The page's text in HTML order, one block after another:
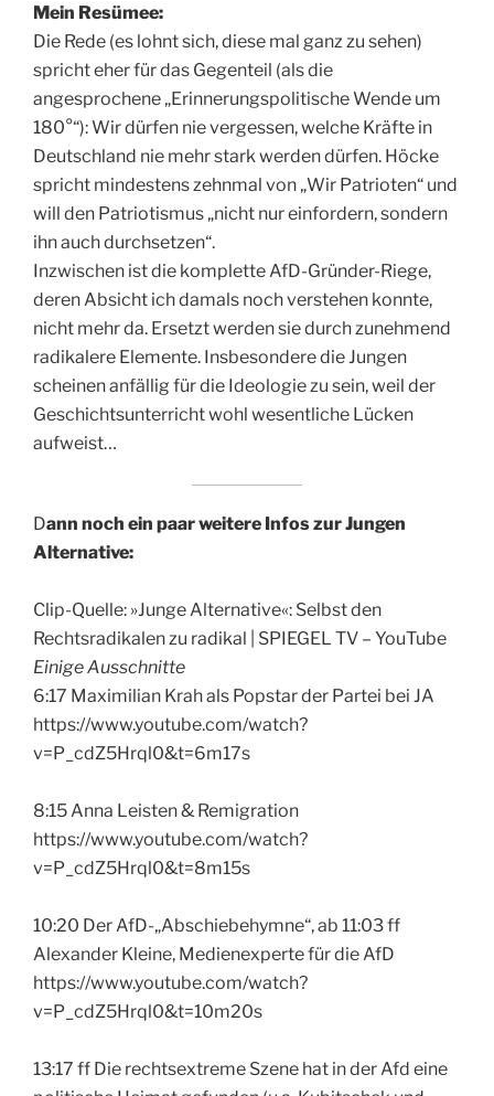
Mein Resümee:
Die Rede (es lohnt sich, diese mal ganz zu sehen)
spricht eher für das Gegenteil (als die
angesprochene „Erinnerungspolitische Wende um
180°“): Wir dürfen nie vergessen, welche Kräfte in
Deutschland nie mehr stark werden dürfen. Höcke
spricht mindestens zehnmal von „Wir Patrioten“ und
will den Patriotismus „nicht nur einfordern, sondern
ihn auch durchsetzen“.
Inzwischen ist die komplette AfD-Gründer-Riege,
deren Absicht ich damals noch verstehen konnte,
nicht mehr da. Ersetzt werden sie durch zunehmend
radikalere Elemente. Insbesondere die Jungen
scheinen anfällig für die Ideologie zu sein, weil der
Geschichtsunterricht wohl wesentliche Lücken
aufweist…
Dann noch ein paar weitere Infos zur Jungen
Alternative:
Clip-Quelle: »Junge Alternative«: Selbst den
Rechtsradikalen zu radikal | SPIEGEL TV – YouTube
Einige Ausschnitte
6:17 Maximilian Krah als Popstar der Partei bei JA
https://www.youtube.com/watch?
v=P_cdZ5Hrql0&t=6m17s
8:15 Anna Leisten & Remigration
https://www.youtube.com/watch?
v=P_cdZ5Hrql0&t=8m15s
10:20 Der AfD-„Abschiebehymne“, ab 11:03 ff
Alexander Kleine, Medienexperte für die AfD
https://www.youtube.com/watch?
v=P_cdZ5Hrql0&t=10m20s
13:17 ff Die rechtsextreme Szene hat in der Afd eine